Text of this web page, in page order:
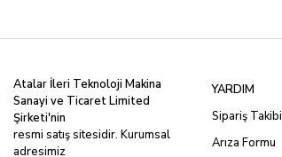
Atalar İleri Teknoloji Makina
Sanayi ve Ticaret Limited
Şirketi'nin
resmi satış sitesidir. Kurumsal
adresimiz
YARDIM
Sipariş Takibi
Arıza Formu